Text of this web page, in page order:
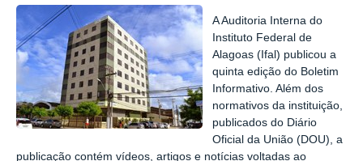
A Auditoria Interna do
Instituto Federal de
Alagoas (Ifal) publicou a
quinta edição do Boletim
Informativo. Além dos
normativos da instituição,
publicados do Diário
Oficial da União (DOU), a
publicação contém vídeos, artigos e notícias voltadas ao